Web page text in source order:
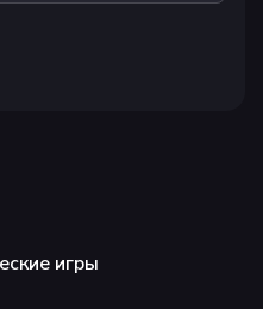
игры